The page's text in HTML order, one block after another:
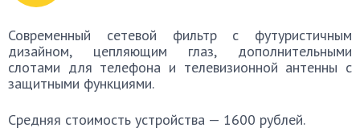
Современный сетевой фильтр с футуристичным
дизайном, цепляющим глаз, дополнительными
слотами для телефона и телевизионной антенны с
защитными функциями.
Средняя стоимость устройства — 1600 рублей.